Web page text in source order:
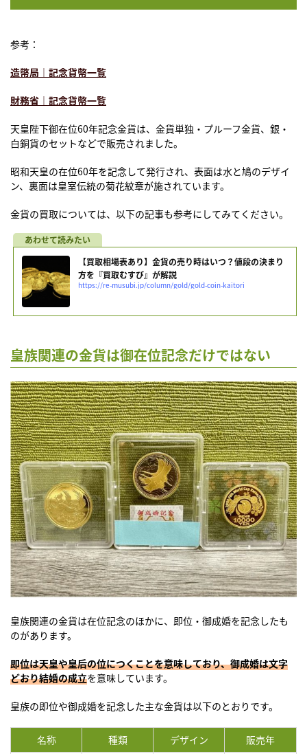
参考：
造幣局｜記念貨幣一覧
財務省｜記念貨幣一覧
天皇陛下御在位60年記念金貨は、金貨単独・プルーフ金貨、銀・
白銅貨のセットなどで販売されました。
昭和天皇の在位60年を記念して発行され、表面は水と鳩のデザイ
ン、裏面は皇室伝統の菊花紋章が施されています。
金貨の買取については、以下の記事も参考にしてみてください。
【買取相場表あり】金貨の売り時はいつ？値段の決まり
方を『買取むすび』が解説
https://re-musubi.jp/column/gold/gold-coin-kaitori
皇族関連の金貨は御在位記念だけではない
皇族関連の金貨は在位記念のほかに、即位・御成婚を記念したも
のがあります。
即位は天皇や皇后の位につくことを意味しており、御成婚は文字
どおり結婚の成立を意味しています。
皇族の即位や御成婚を記念した主な金貨は以下のとおりです。
名称 種類 デザイン 販売年